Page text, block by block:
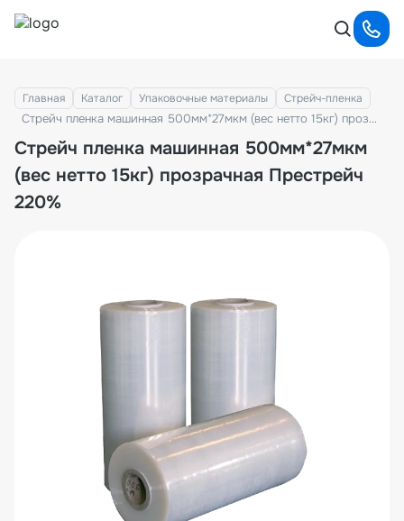
Главная Каталог Упаковочные материалы Стрейч-пленка
Стрейч пленка машинная 500мм*27мкм (вес нетто 15кг) прозрачная Престрейч 220%
Стрейч пленка машинная 500мм*27мкм
(вес нетто 15кг) прозрачная Престрейч
220%